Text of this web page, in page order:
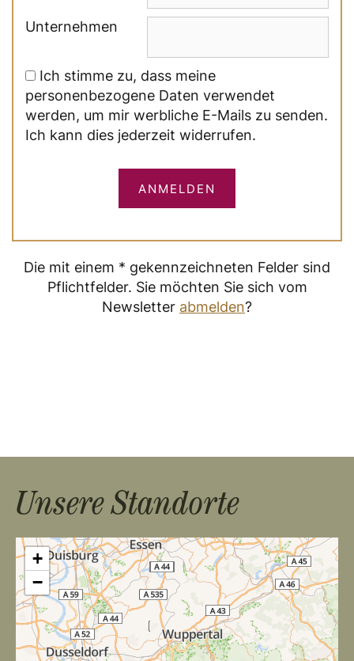
Unternehmen
Ich stimme zu, dass meine
personenbezogene Daten verwendet
werden, um mir werbliche E-Mails zu senden.
Ich kann dies jederzeit widerrufen.
ANMELDEN
Die mit einem * gekennzeichneten Felder sind
Pflichtfelder. Sie möchten Sie sich vom
Newsletter abmelden?
Unsere Standorte
+
−